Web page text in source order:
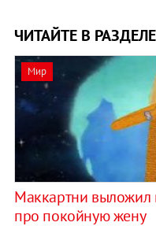
ЧИТАЙТЕ В РАЗДЕЛЕ
Мир
Маккартни выложил
про покойную жену